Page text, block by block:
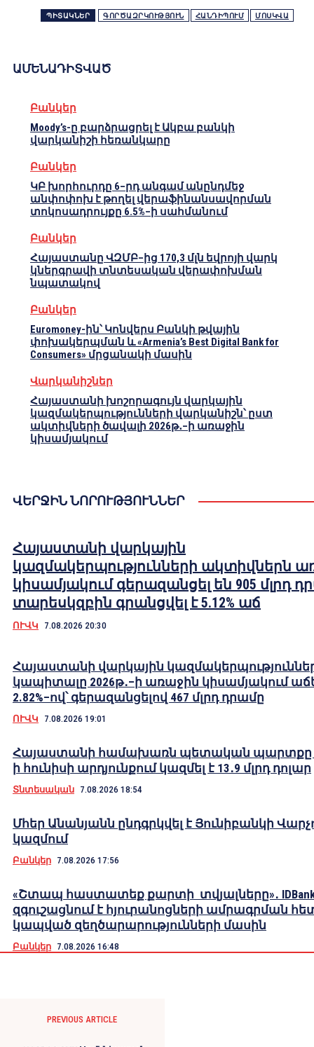
ՊԻՏԱԿՆԵՐ ԳՈՐԾԱԶՐԿՈՒԹՅՈՒՆ ՀԱՆԴԻՊՈՒՄ ՄՈՍԿՎԱ
ԱՄԵՆԱԴԻՏՎԱԾ
Բանկեր
Moody’s-ը բարձրացրել է Ակբա բանկի
վարկանիշի հեռանկարը
Բանկեր
ԿԲ խորհուրդը 6–րդ անգամ անընդմեջ
անփոփոխ է թողել վերաֆինանսավորման
տոկոսադրույքը 6.5%–ի սահմանում
Բանկեր
Հայաստանը ՎԶՄԲ–ից 170,3 մլն եվրոյի վարկ
կներգրավի տնտեսական վերափոխման
նպատակով
Բանկեր
Euromoney-ին՝ Կոնվերս Բանկի թվային
փոխակերպման և «Armenia’s Best Digital Bank for
Consumers» մրցանակի մասին
Վարկանիշներ
Հայաստանի խոշորագույն վարկային
կազմակերպությունների վարկանիշն՝ ըստ
ակտիվների ծավալի 2026թ․–ի առաջին
կիսամյակում
ՎԵՐՋԻՆ ՆՈՐՈՒԹՅՈՒՆՆԵՐ
Հայաստանի վարկային
կազմակերպությունների ակտիվներն
կիսամյակում գերազանցել են 905 մլրդ
տարեսկզբին գրանցվել է 5.12% աճ
ՈՒՎԿ 7.08.2026 20:30
Հայաստանի վարկային
կապիտալը 2026թ․–ի առաջին կիսամյակում
2.82%–ով՝ գերազանցելով 467 մլրդ դրամը
ՈՒՎԿ 7.08.2026 19:01
Հայաստանի համախառն պետական պարտքը
ի հունիսի արդյունքում կազմել է 13․9 մլրդ դոլար
Տնտեսական 7.08.2026 18:54
Մհեր Անանյանն ընդգրկվել է Յունիբանկի
կազմում
Բանկեր 7.08.2026 17:56
«Շտապ հաստատեք քարտի տվյալները»․
զգուշացնում է հյուրանոցների ամրագրման
կապված զեղծարարությունների մասին
Բանկեր 7.08.2026 16:48
PREVIOUS ARTICLE